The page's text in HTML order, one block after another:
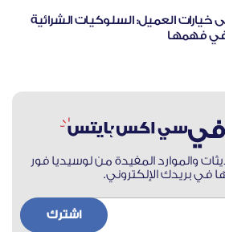
خيارات العميل: السلوكيات الشرائية
في فهمها
في
والموارد المفيدة من لوسيديا فور
في بريدك الإلكتروني.